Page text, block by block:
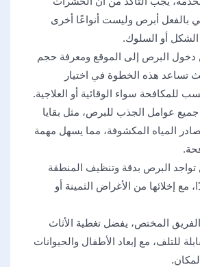
بالفعل أبرص وليست أنواعًا أخرى
أو السلوك.
دخول البرص إلى الموقع ومعرفة حجم
تساعد هذه الخطوة في اختيار
للمكافحة سواء الوقائية أو العلاجية.
جميع عوامل الجذب للبرص، مثل بقايا
المياه المكشوفة، مما يسهل مهمة
تواجد البرص بدقة وتنظيف المنطقة
مع إخلائها من الأغراض الثمينة أو
المختص، يفضل تغطية الأثاث
للتلف، مع إبعاد الأطفال والحيوانات